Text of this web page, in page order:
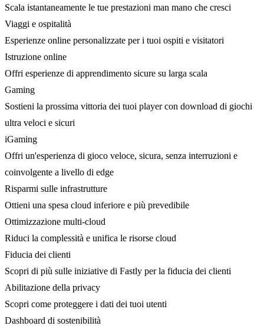
Scala istantaneamente le tue prestazioni man mano che cresci
Viaggi e ospitalità
Esperienze online personalizzate per i tuoi ospiti e visitatori
Istruzione online
Offri esperienze di apprendimento sicure su larga scala
Gaming
Sostieni la prossima vittoria dei tuoi player con download di giochi
ultra veloci e sicuri
iGaming
Offri un'esperienza di gioco veloce, sicura, senza interruzioni e
coinvolgente a livello di edge
Risparmi sulle infrastrutture
Ottieni una spesa cloud inferiore e più prevedibile
Ottimizzazione multi-cloud
Riduci la complessità e unifica le risorse cloud
Fiducia dei clienti
Scopri di più sulle iniziative di Fastly per la fiducia dei clienti
Abilitazione della privacy
Scopri come proteggere i dati dei tuoi utenti
Dashboard di sostenibilità